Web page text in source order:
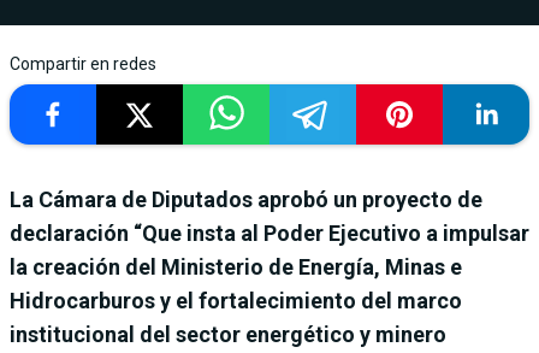
Compartir en redes
La Cámara de Diputados aprobó un proyecto de
declaración “Que insta al Poder Ejecutivo a impulsar
la creación del Ministerio de Energía, Minas e
Hidrocarburos y el fortalecimiento del marco
institucional del sector energético y minero